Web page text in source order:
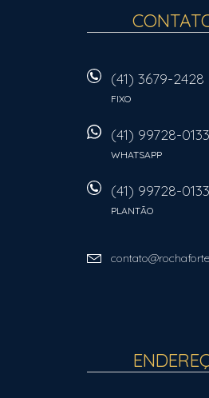
(41) 3679-2428
FIXO
(41) 99728-0133
WHATSAPP
(41) 99728-0133
PLANTÃO